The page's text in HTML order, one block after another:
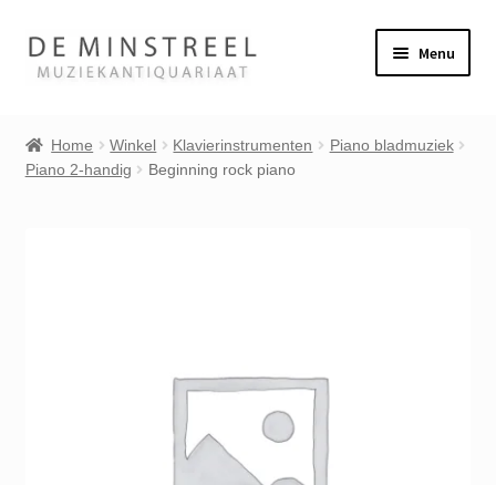
Ga
door
Ga
naar
Menu
Contact
Home Winkel Klavierinstrumenten
Piano bladmuziek
Piano 2-handig
Beginning rock piano